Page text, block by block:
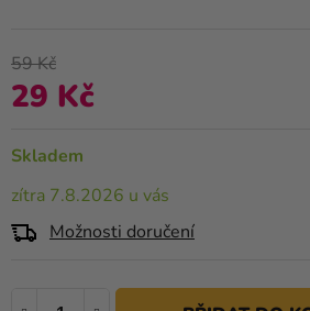
Kreativní
potřeby
produkty
Témata
Výprodej
0,0
z
5
Skladem
zítra 7.8.2026 u vás
Možnosti doručení
59 Kč
29 Kč